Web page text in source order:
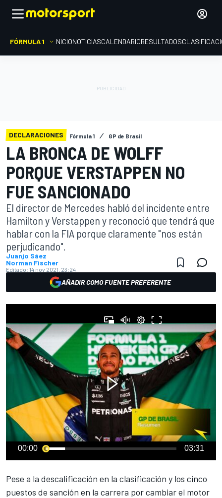
FÓRMULA 1 INICIONOTICIASCALENDARIORESULTADOS
DECLARACIONES Fórmula 1 GP de Brasil
LA BRONCA DE WOLFF
PORQUE VERSTAPPEN NO
FUE SANCIONADO
El director de Mercedes habló del incidente entre
Hamilton y Verstappen y reconoció que tendrá que
hablar con la FIA porque claramente "nos están
perjudicando".
Juanjo Sáez
Norman Fischer
Editado: 14 nov 2021, 23:24
AÑADIR COMO FUENTE PREFERENTE
00:00 03:31
Pese a la descalificación en la clasificación y los cinco
puestos de sanción en la carrera por cambiar el motor